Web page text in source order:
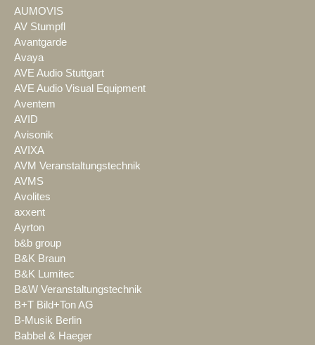
AUMOVIS
AV Stumpfl
Avantgarde
Avaya
AVE Audio Stuttgart
AVE Audio Visual Equipment
Aventem
AVID
Avisonik
AVIXA
AVM Veranstaltungstechnik
AVMS
Avolites
axxent
Ayrton
b&b group
B&K Braun
B&K Lumitec
B&W Veranstaltungstechnik
B+T Bild+Ton AG
B-Musik Berlin
Babbel & Haeger